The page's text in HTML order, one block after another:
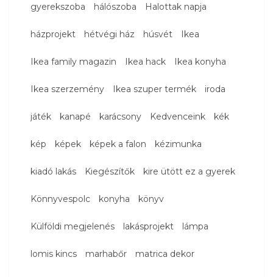
gyerekszoba hálószoba Halottak napja
házprojekt hétvégi ház húsvét Ikea
Ikea family magazin Ikea hack Ikea konyha
Ikea szerzemény Ikea szuper termék iroda
játék kanapé karácsony Kedvenceink kék
kép képek képek a falon kézimunka
kiadó lakás Kiegészítők kire ütött ez a gyerek
Könnyvespolc konyha könyv
Külföldi megjelenés lakásprojekt lámpa
lomis kincs marhabőr matrica dekor